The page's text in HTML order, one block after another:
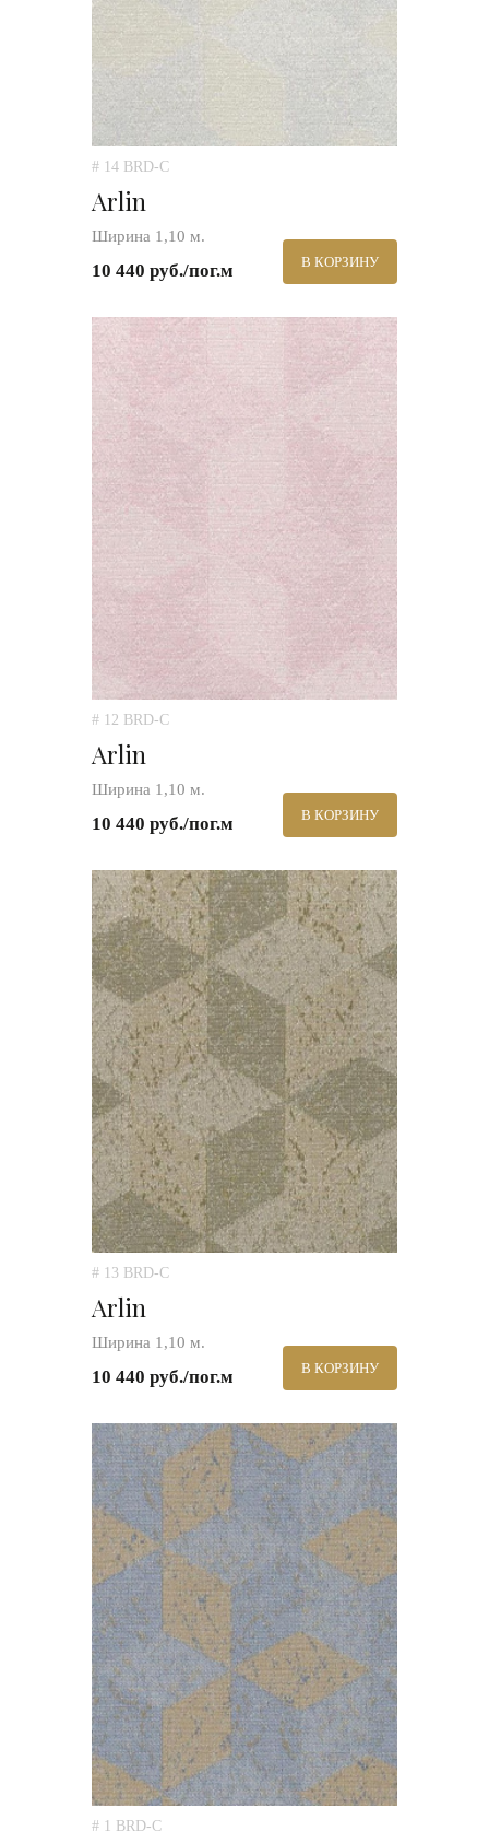
# 14 BRD-C
Arlin
Ширина 1,10 м.
10 440 руб./пог.м В КОРЗИНУ
# 12 BRD-C
Arlin
Ширина 1,10 м.
10 440 руб./пог.м В КОРЗИНУ
# 13 BRD-C
Arlin
Ширина 1,10 м.
10 440 руб./пог.м В КОРЗИНУ
# 1 BRD-C